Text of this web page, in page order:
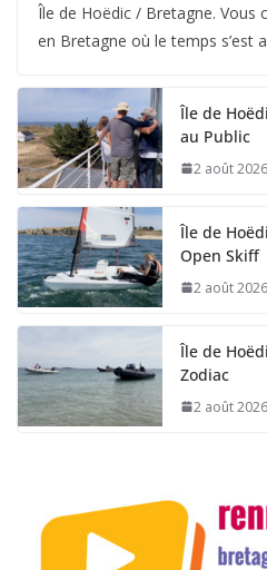
Île de Hoëdic / Bretagne. Vous
en Bretagne où le temps s’est
Île de
au Public
2 août 2026
Île de
Open Skiff
2 août 2026
Île de
Zodiac
2 août 2026